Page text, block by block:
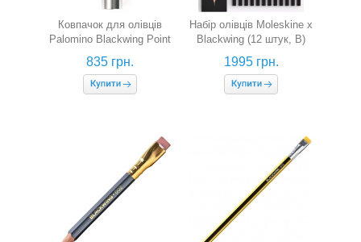
Ковпачок для олівців
Palomino Blackwing Point
Guard (сріблястий)
835 грн.
Набір олівців Moleskine x
Blackwing (12 штук, B)
1995 грн.